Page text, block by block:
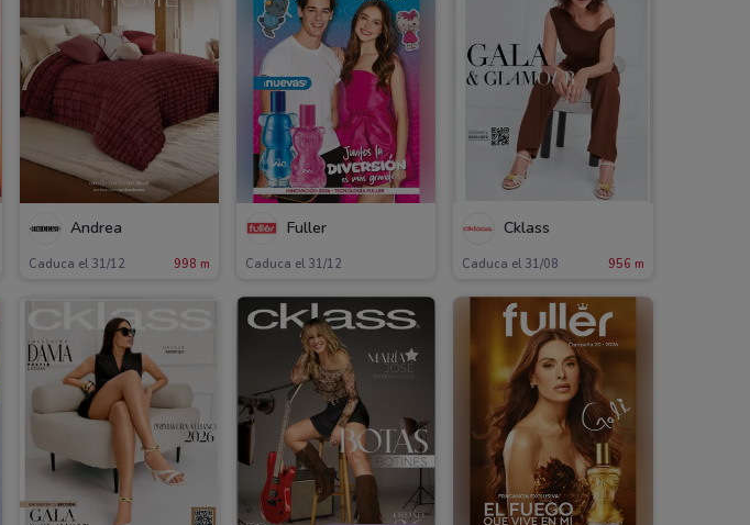
Andrea
Caduca el 31/12 998 m
Fuller
Caduca el 31/12
Cklass
Caduca el 31/08 956 m